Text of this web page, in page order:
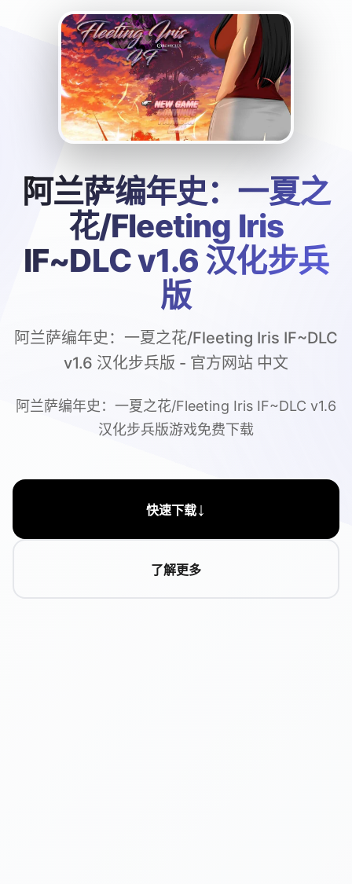
阿兰萨编年史：一夏之
花/Fleeting Iris
IF~DLC v1.6 汉化步兵
版
阿兰萨编年史：一夏之花/Fleeting Iris IF~DLC
v1.6 汉化步兵版 - 官方网站 中文
阿兰萨编年史：一夏之花/Fleeting Iris IF~DLC v1.6
汉化步兵版游戏免费下载
快速下载↓
了解更多